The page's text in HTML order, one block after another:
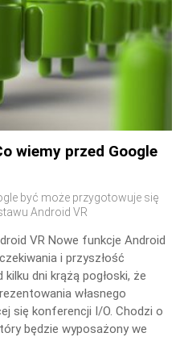
wiemy przed Google
być może przygotowuje się
Android VR
VR Nowe funkcje Android
i przyszłość
dni krążą pogłoski, że
własnego
się konferencji I/O. Chodzi o
będzie wyposażony we